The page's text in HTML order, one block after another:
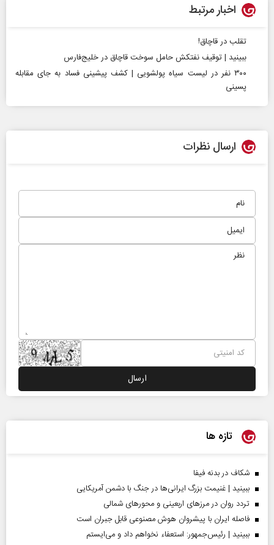
اخبار مرتبط
تقلب در قاچاق!
ببینید | توقیف نفتکش حامل سوخت قاچاق در خلیج‌فارس
۳۰۰ نفر در لیست سیاه پولشویی | کشف پیشینی فساد به جای مقابله
پسینی
ارسال نظرات
تازه ها
شکاف در بدنه فیفا
ببینید | غنیمت بزرگ ایرانی‌ها در جنگ با دشمن آمریکایی
تردد روان در مرزهای اربعینی و محورهای شمالی
فاصله ایران با پیشرو‌ان هوش مصنوعی قابل جبران است
ببینید | رئیس‌جمهور: استعفاء نخواهم داد و می‌ایستم